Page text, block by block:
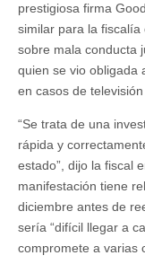
prestigiosa firma
similar para la
sobre mala conducta
quien se vio obligada
en casos de televisión
“Se trata de una
rápida y
estado”, dijo la fiscal
manifestación tiene
diciembre antes de
sería “difícil llegar a
compromete a varias